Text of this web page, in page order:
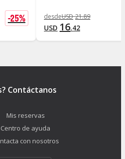
-25% desdeUSD 21.89
USD 16.42
Contáctanos
Mis reservas
Centro de ayuda
con nosotros